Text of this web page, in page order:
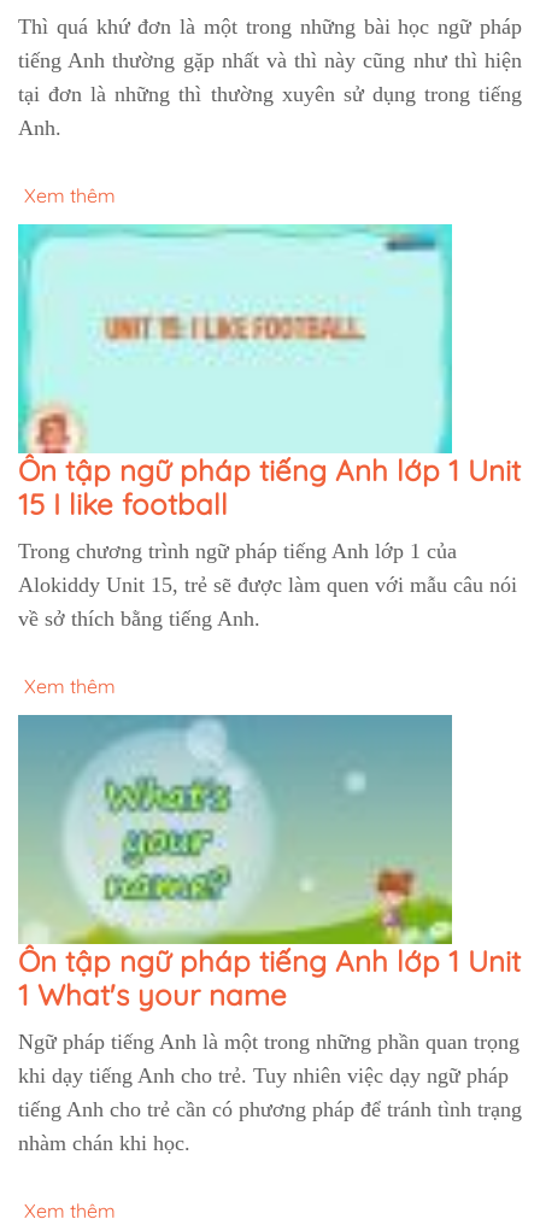
Thì quá khứ đơn là một trong những bài học ngữ pháp
tiếng Anh thường gặp nhất và thì này cũng như thì hiện
tại đơn là những thì thường xuyên sử dụng trong tiếng
Anh.
Xem thêm
Ôn tập ngữ pháp tiếng Anh lớp 1 Unit
15 I like football
Trong chương trình ngữ pháp tiếng Anh lớp 1 của
Alokiddy Unit 15, trẻ sẽ được làm quen với mẫu câu nói
về sở thích bằng tiếng Anh.
Xem thêm
Ôn tập ngữ pháp tiếng Anh lớp 1 Unit
1 What's your name
Ngữ pháp tiếng Anh là một trong những phần quan trọng
khi dạy tiếng Anh cho trẻ. Tuy nhiên việc dạy ngữ pháp
tiếng Anh cho trẻ cần có phương pháp để tránh tình trạng
nhàm chán khi học.
Xem thêm